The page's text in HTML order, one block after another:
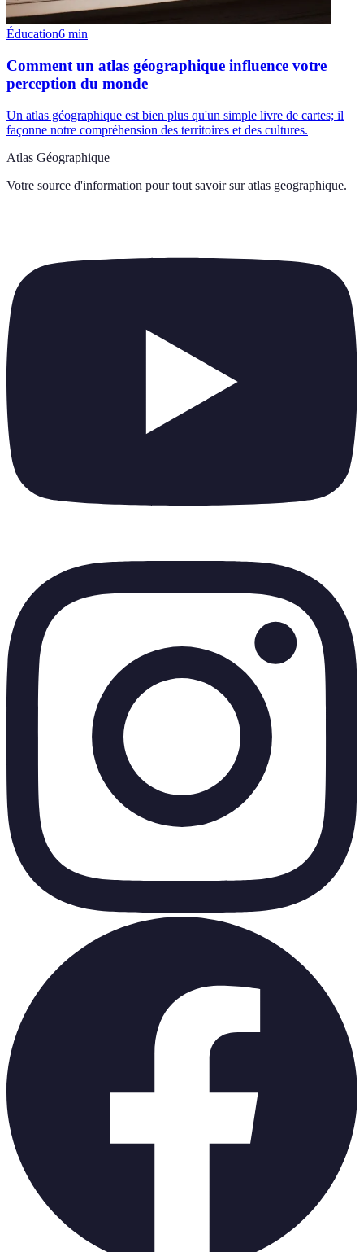
Éducation6 min
Comment un atlas géographique influence votre
perception du monde
Un atlas géographique est bien plus qu'un simple livre de cartes; il
façonne notre compréhension des territoires et des cultures.
Atlas Géographique
Votre source d'information pour tout savoir sur atlas geographique.